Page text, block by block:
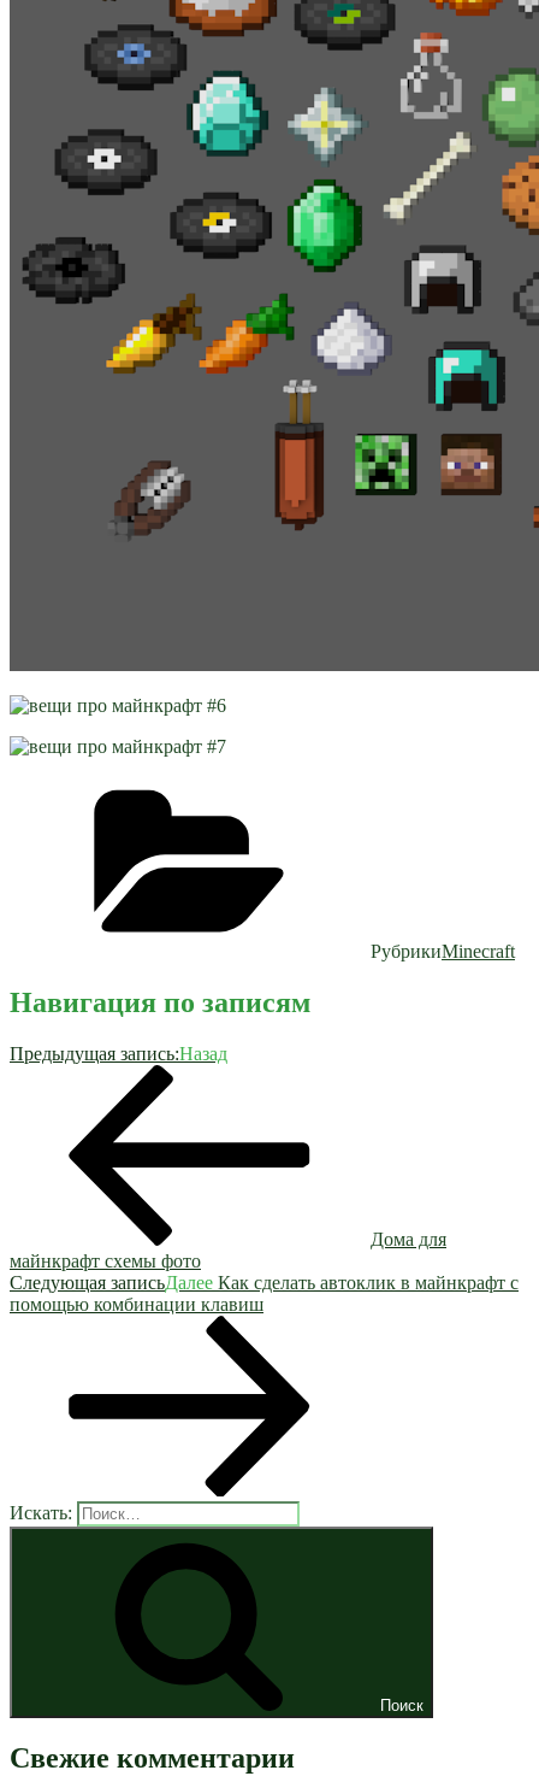
РубрикиMinecraft
Навигация по записям
Предыдущая запись:Назад
Дома для
майнкрафт схемы фото
Следующая записьДалее Как сделать автоклик в майнкрафт с
помощью комбинации клавиш
Искать:
Поиск
Свежие комментарии